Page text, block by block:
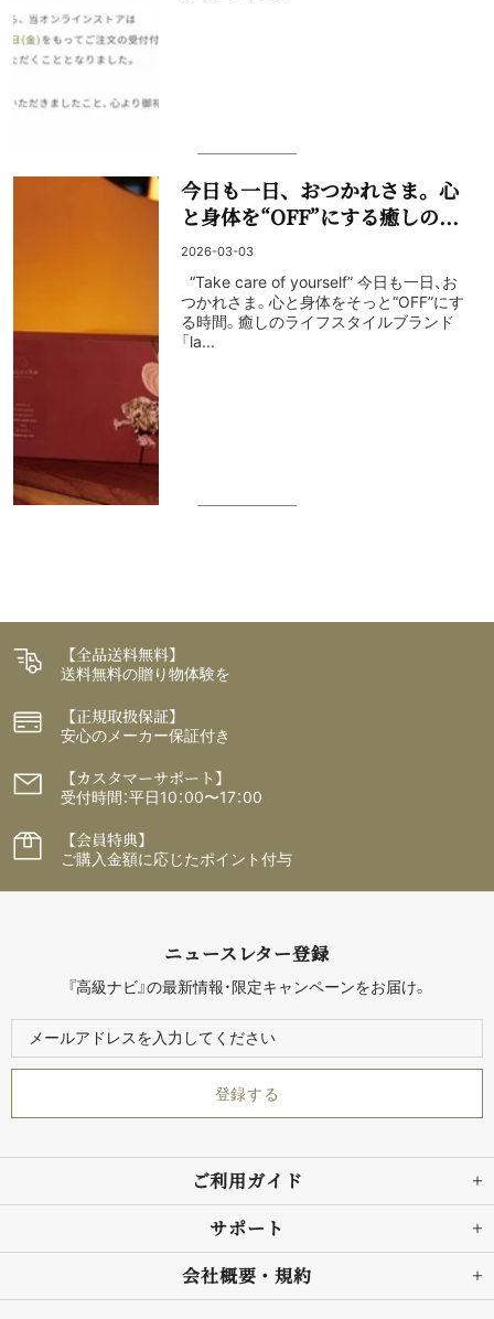
今日も一日、おつかれさま。心
と身体を“OFF”にする癒しの...
2026-03-03
“Take care of yourself” 今日も一日、お
つかれさま。心と身体をそっと“OFF”にす
る時間。癒しのライフスタイルブランド
「la...
【全品送料無料】
送料無料の贈り物体験を
【正規取扱保証】
安心のメーカー保証付き
【カスタマーサポート】
受付時間：平日10：00〜17：00
【会員特典】
ご購入金額に応じたポイント付与
ご利用ガイド
サポート
会社概要・規約
ニュースレター登録
『高級ナビ』の最新情報・限定キャンペーンをお届け。